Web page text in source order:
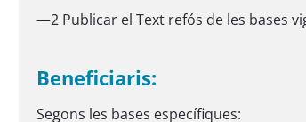
—2 Publicar el Text refós de les bases
Beneficiaris:
Segons les bases específiques: